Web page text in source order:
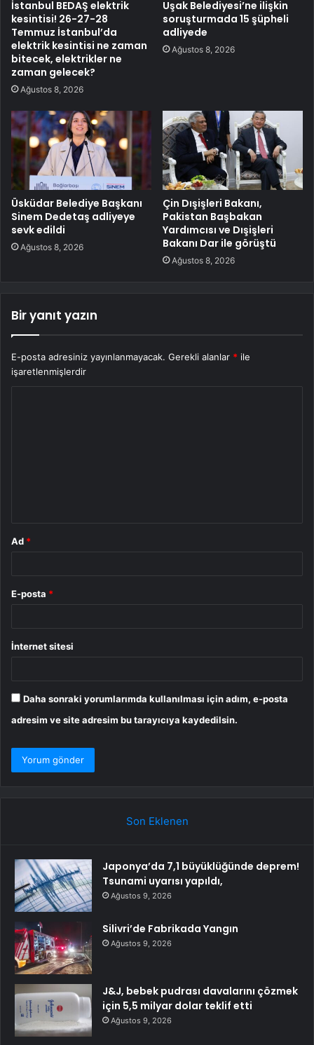
İstanbul BEDAŞ elektrik
kesintisi! 26-27-28
Temmuz İstanbul’da
elektrik kesintisi ne zaman
bitecek, elektrikler ne
zaman gelecek?
Ağustos 8, 2026
Uşak Belediyesi’ne ilişkin
soruşturmada 15 şüpheli
adliyede
Ağustos 8, 2026
Üsküdar Belediye Başkanı
Sinem Dedetaş adliyeye
sevk edildi
Ağustos 8, 2026
Çin Dışişleri Bakanı,
Pakistan Başbakan
Yardımcısı ve Dışişleri
Bakanı Dar ile görüştü
Ağustos 8, 2026
Bir yanıt yazın
E-posta adresiniz yayınlanmayacak. Gerekli alanlar * ile
işaretlenmişlerdir
Ad *
E-posta *
İnternet sitesi
Daha sonraki yorumlarımda kullanılması için adım, e-posta
adresim ve site adresim bu tarayıcıya kaydedilsin.
Son Eklenen
Japonya’da 7,1 büyüklüğünde deprem!
Tsunami uyarısı yapıldı,
Ağustos 9, 2026
Silivri’de Fabrikada Yangın
Ağustos 9, 2026
J&J, bebek pudrası davalarını çözmek
için 5,5 milyar dolar teklif etti
Ağustos 9, 2026